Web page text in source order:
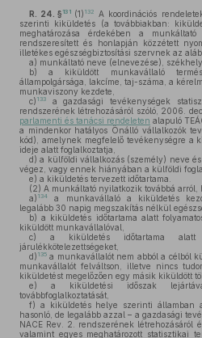
R. 24. § 131 (1) 132
A koordinációs
szerinti kiküldetés (a továbbiakban:
meghatározása érdekében a
rendszeresített és honlapján közzétett
illetékes egészségbiztosítási szervnek az
a) munkáltató neve (elnevezése),
b) a kiküldött munkavállaló
állampolgársága, lakcíme, taj-száma, a
munkaviszony kezdete,
c) 133
a gazdasági tevékenységek
rendszerének létrehozásáról szóló, 2006.
parlamenti és tanácsi rendeleten alapuló
a mindenkor hatályos Önálló vállalkozók
kód), amelynek megfelelő tevékenységre a
ideje alatt foglalkoztatja,
d) a külföldi vállalkozás (személy) neve
végez, vagy ennek hiányában a külföldi
e) a kiküldetés tervezett időtartama.
(2) A munkáltató nyilatkozik továbbá arról,
a) 134
a munkavállaló a kiküldetés
legalább 30 napig megszakítás nélkül
b) a kiküldetés időtartama alatt
kiküldött munkavállalóval,
c) a kiküldetés időtartama
járulékkötelezettségeket,
d) 135 a munkavállalót nem abból a célból
munkavállalót felváltson, illetve nincs
kiküldetést megelőzően egy másik kiküldött
e) a kiküldetési időszak
továbbfoglalkoztatását,
f) a kiküldetés helye szerinti államban
hasonló, de legalább azzal – a gazdasági
NACE Rev. 2. rendszerének létrehozásáról
valamint egyes meghatározott statisztikai